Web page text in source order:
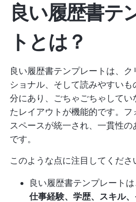
良い履歴書テ
トとは？
良い履歴書テンプレートは、ク
ショナル、そして読みやすい
分にあり、ごちゃごちゃしてい
たレイアウトが機能的です。フ
スペースが統一され、一貫性の
です。
このような点に注目してくださ
良い履歴書テンプレートは
仕事経験、学歴、スキル